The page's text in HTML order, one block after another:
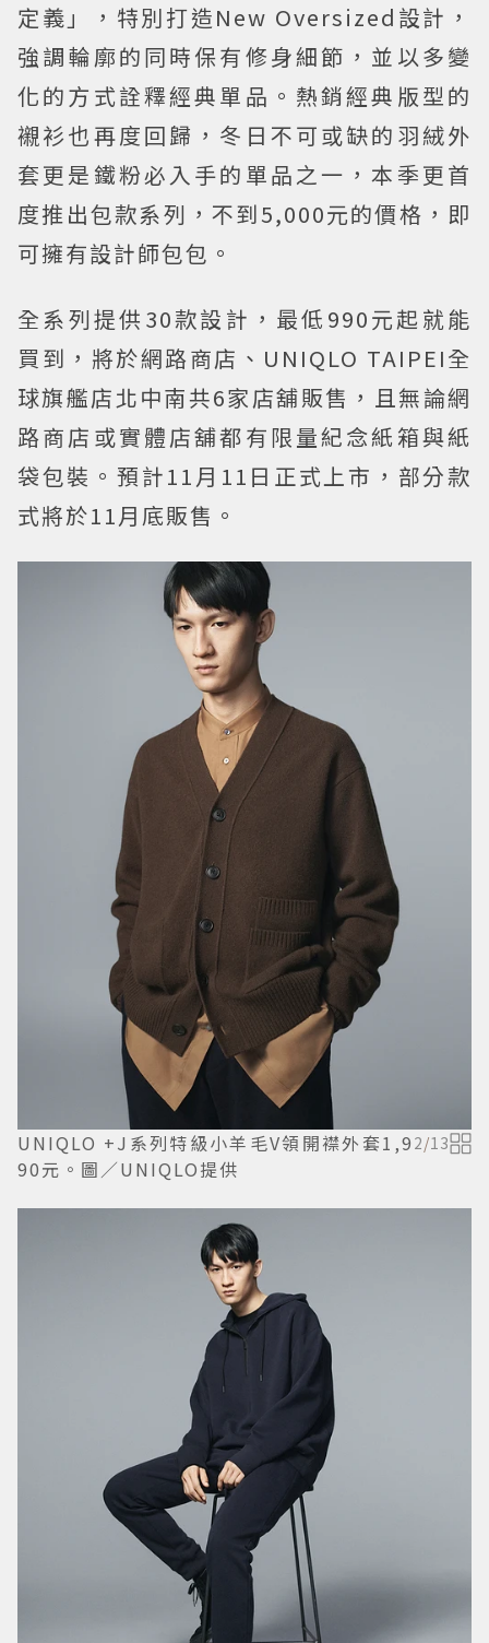
定義」，特別打造New Oversized設計，
強調輪廓的同時保有修身細節，並以多變
化的方式詮釋經典單品。熱銷經典版型的
襯衫也再度回歸，冬日不可或缺的羽絨外
套更是鐵粉必入手的單品之一，本季更首
度推出包款系列，不到5,000元的價格，即
可擁有設計師包包。
全系列提供30款設計，最低990元起就能
買到，將於網路商店、UNIQLO TAIPEI全
球旗艦店北中南共6家店舖販售，且無論網
路商店或實體店舖都有限量紀念紙箱與紙
袋包裝。預計11月11日正式上市，部分款
式將於11月底販售。
UNIQLO +J系列特級小羊毛V領開襟外套1,9
90元。圖／UNIQLO提供
2/13